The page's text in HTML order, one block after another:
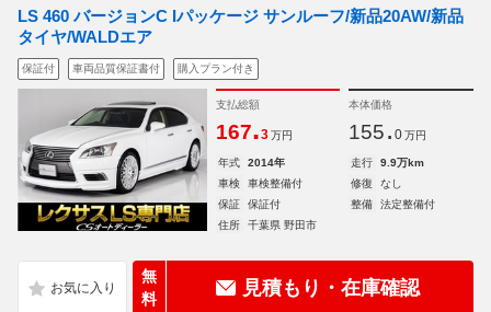
LS 460 バージョンC Iパッケージ サンルーフ/新品20AW/新品
タイヤ/WALDエア
保証付 車両品質保証書付 購入プラン付き
支払総額
167.3 万円
本体価格
155. 0 万円
年式 2014年 走行
9.9万km
車検
車検整備付 修復
なし
保証
保証付 整備
法定整備付
住所
千葉県 野田市
無
料
見積もり・在庫確認